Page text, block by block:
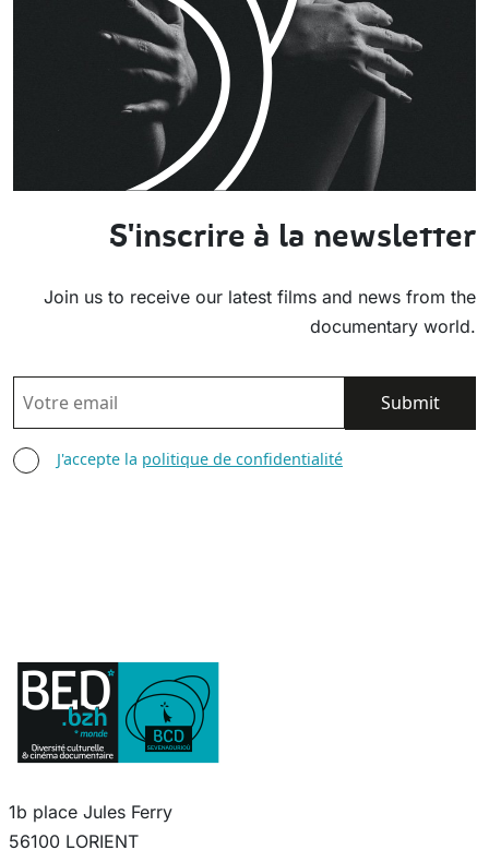
S'inscrire à la newsletter
Join us to receive our latest films and news from the
documentary world.
EMAIL
AGREE TERMS
J'accepte la politique de confidentialité
1b place Jules Ferry
56100 LORIENT